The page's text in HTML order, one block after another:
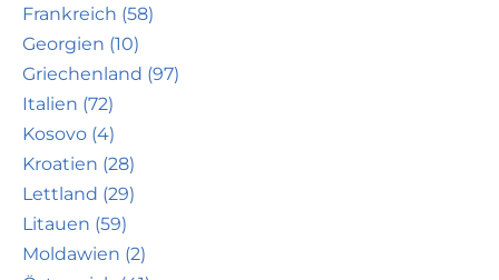
Frankreich (58)
Georgien (10)
Griechenland (97)
Italien (72)
Kosovo (4)
Kroatien (28)
Lettland (29)
Litauen (59)
Moldawien (2)